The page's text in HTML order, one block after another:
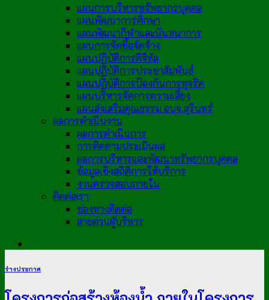
แผนการบริหารทรัพยากรบุคคล
แผนพัฒนาการศึกษา
แผนพัฒนากีฬาและนันทนาการ
แผนการจัดซื้อจัดจ้าง
แผนปฏิบัติการดิจิทัล
แผนปฏิบัติการประชาสัมพันธ์
แผนปฏิบัติการป้องกันการทุจริต
แผนบริหารจัดการความเสี่ยง
แผนส่งเสริมคุณธรรม อบจ.สุรินทร์
ผลการดำเนินงาน
ผลการดำเนินการ
การติดตามประเมินผล
ผลการบริหารและพัฒนาทรัพยากรบุคคล
ข้อมูลเชิงสถิติการให้บริการ
งานตรวจสอบภายใน
ติดต่อเรา
ช่องทางติดต่อ
สายด่วนผู้บริหาร
ร่างประกาศ